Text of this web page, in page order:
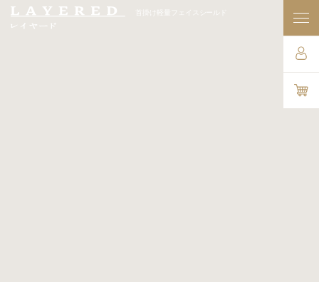
首掛け軽量フェイスシールド